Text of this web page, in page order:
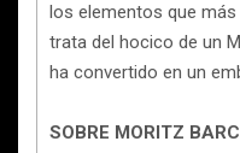
los elementos que
trata del hocico de un
ha convertido en un
SOBRE MORITZ